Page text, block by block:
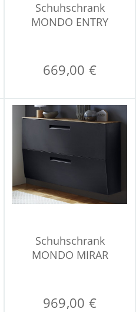
Schuhschrank
MONDO ENTRY
669,00 €
Schuhschrank
MONDO MIRAR
969,00 €